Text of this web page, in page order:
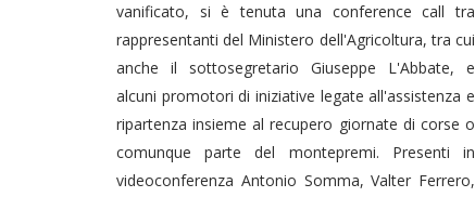
vanificato, si è tenuta una conference call tra
rappresentanti del Ministero dell'Agricoltura, tra cui
anche il sottosegretario Giuseppe L'Abbate, e
alcuni promotori di iniziative legate all'assistenza e
ripartenza insieme al recupero giornate di corse o
comunque parte del montepremi. Presenti in
videoconferenza Antonio Somma, Valter Ferrero,